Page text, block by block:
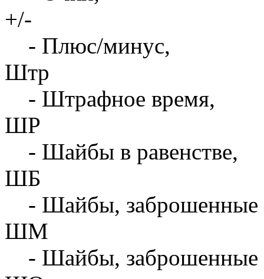
+/-
- Плюс/минус,
Штр
- Штрафное время,
ШР
- Шайбы в равенстве,
ШБ
- Шайбы, заброшенные
ШМ
- Шайбы, заброшенные